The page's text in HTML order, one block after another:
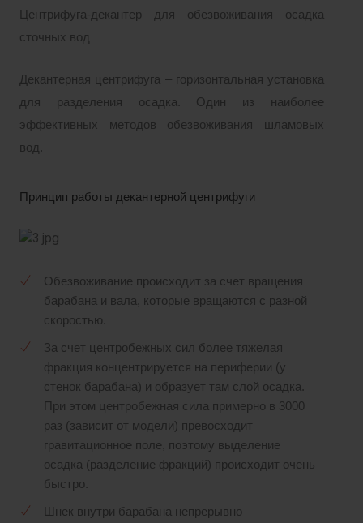
Центрифуга-декантер для обезвоживания осадка
сточных вод
Декантерная центрифуга – горизонтальная установка
для разделения осадка. Один из наиболее
эффективных методов обезвоживания шламовых
вод.
Принцип работы декантерной центрифуги
Обезвоживание происходит за счет вращения
барабана и вала, которые вращаются с разной
скоростью.
За счет центробежных сил более тяжелая
фракция концентрируется на периферии (у
стенок барабана) и образует там слой осадка.
При этом центробежная сила примерно в 3000
раз (зависит от модели) превосходит
гравитационное поле, поэтому выделение
осадка (разделение фракций) происходит очень
быстро.
Шнек внутри барабана непрерывно